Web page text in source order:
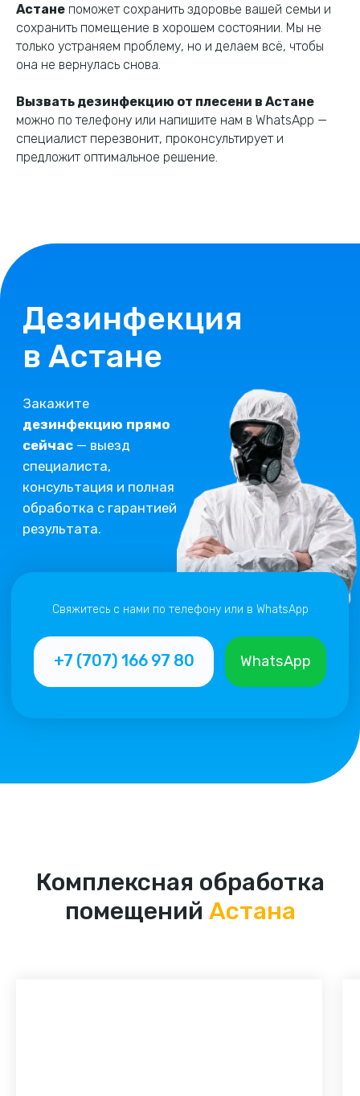
Астане поможет сохранить здоровье вашей семьи и
сохранить помещение в хорошем состоянии. Мы не
только устраняем проблему, но и делаем всё, чтобы
она не вернулась снова.
Вызвать дезинфекцию от плесени в Астане
можно по телефону или напишите нам в WhatsApp —
специалист перезвонит, проконсультирует и
предложит оптимальное решение.
Комплексная обработка
помещений Астана